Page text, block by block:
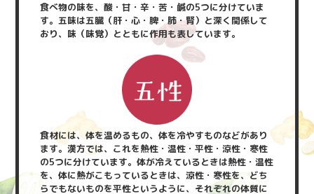
食べ物の味を、酸・甘・辛・苦・鹹の5つに分けていま
す。五味は五臓（肝・心・脾・肺・腎）と深く関係して
おり、味（味覚）とともに作用も表しています。
食材には、体を温めるもの、体を冷やすものなどがあり
ます。漢方では、これを熱性・温性・平性・涼性・寒性
の5つに分けています。体が冷えているときは熱性・温性
を、体に熱がこもっているときは、涼性・寒性を、どち
らでもないものを平性というように、それぞれの体質に